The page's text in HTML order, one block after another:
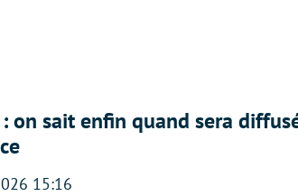
: on sait enfin quand sera
15:16